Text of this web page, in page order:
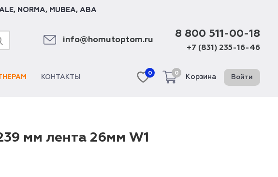
, NORMA, MUBEA, ABA
info@homutoptom.ru
8 800 511-00-18
+7 (831) 235-16-46
КОНТАКТЫ
0 0
Корзина Войти
мм лента 26мм W1